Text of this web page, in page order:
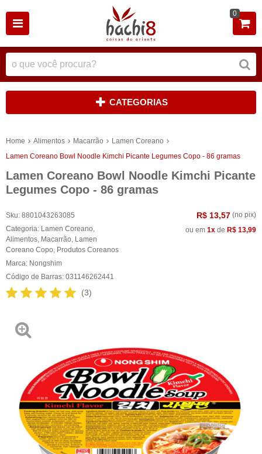
0
CATEGORIAS
Home Alimentos Macarrão
Lamen Coreano
Lamen Coreano Bowl Noodle Kimchi Picante Legumes Copo - 86 gramas
Lamen Coreano Bowl Noodle Kimchi Picante
Legumes Copo - 86 gramas
Sku: 8801043263085
Categoria: Lamen Coreano
Alimentos Macarrão Lamen
Coreano Copo Produtos Coreanos
Marca: Nongshim
Código de Barras: 031146262441
(3)
R$ 13,57 (no pix)
ou em 1x de R$ 13,99